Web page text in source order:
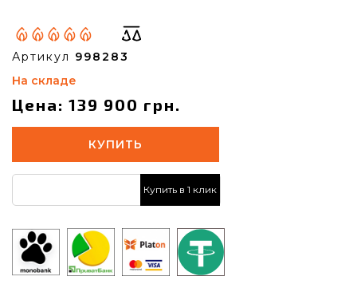
Артикул 998283
На складе
Цена: 139 900 грн.
КУПИТЬ
Купить в 1 клик